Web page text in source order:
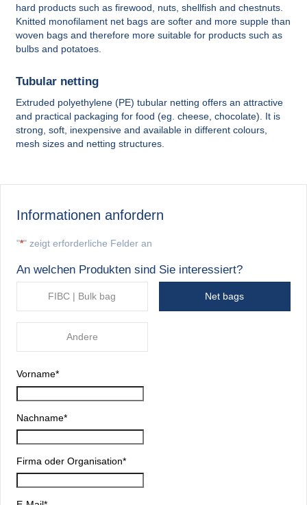
hard products such as firewood, nuts, shellfish and chestnuts.
Knitted monofilament net bags are softer and more supple than
woven bags and therefore more suitable for products such as
bulbs and potatoes.
Tubular netting
Extruded polyethylene (PE) tubular netting offers an attractive
and practical packaging for food (eg. cheese, chocolate). It is
strong, soft, inexpensive and available in different colours,
mesh sizes and netting structures.
Informationen anfordern
"*" zeigt erforderliche Felder an
An welchen Produkten sind Sie interessiert?
FIBC | Bulk bag Net bags
Andere
Vorname*
Nachname*
Firma oder Organisation*